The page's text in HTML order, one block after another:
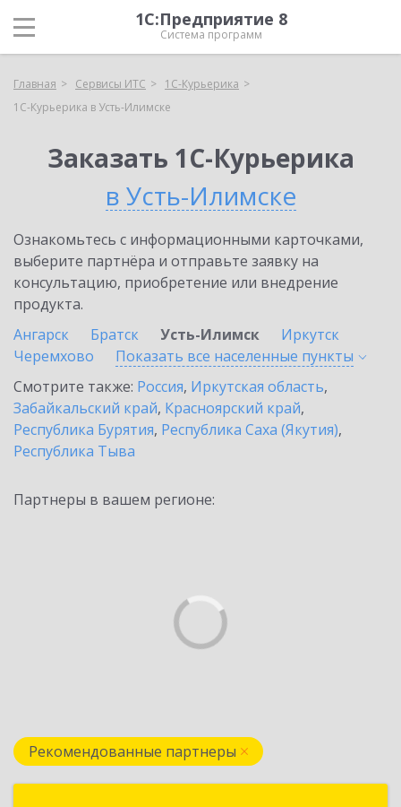
1С:Предприятие 8
Система программ
Главная Сервисы ИТС
1С-Курьерика
1С-Курьерика в Усть-Илимске
Заказать 1С-Курьерика
в Усть-Илимске
Ознакомьтесь с информационными карточками,
выберите партнёра и отправьте заявку на
консультацию, приобретение или внедрение
продукта.
Ангарск
Братск Усть-Илимск
Иркутск
Черемхово
Показать все населенные пункты
Смотрите также: Россия, Иркутская область,
Забайкальский край, Красноярский край,
Республика Бурятия, Республика Саха (Якутия),
Республика Тыва
Партнеры в вашем регионе:
Рекомендованные партнеры